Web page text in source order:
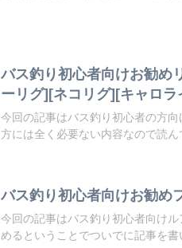
バス釣り初心者向けお勧め
ーリグ][ネコリグ][キャロラ
今回の記事はバス釣り初心者の方
方には全く必要ない内容なので読ん
バス釣り初心者向けお勧め
今回の記事はバス釣り初心者向け
めるということでついでに記事を書